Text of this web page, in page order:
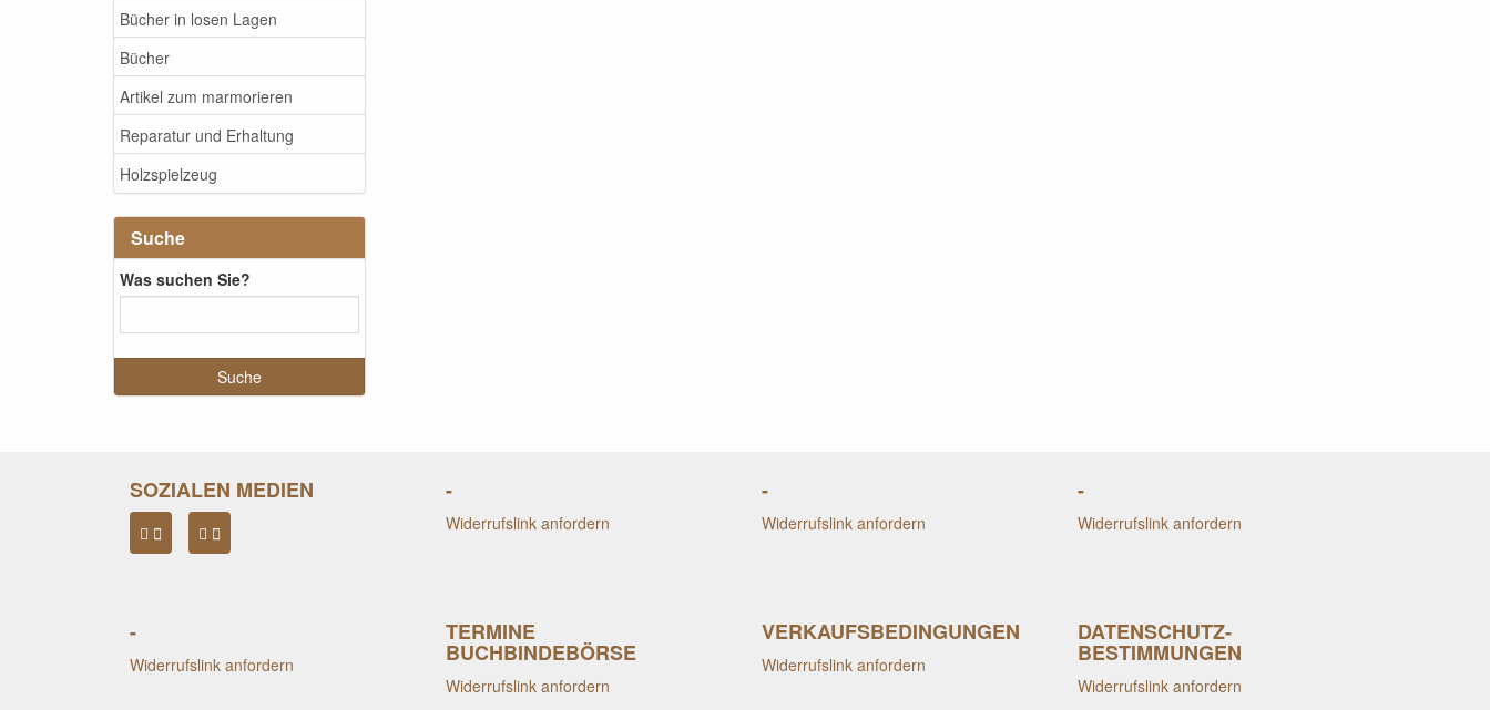
Bücher in losen Lagen
Bücher
Artikel zum marmorieren
Reparatur und Erhaltung
Holzspielzeug
Suche
Was suchen Sie?
SOZIALEN MEDIEN -
Widerrufslink anfordern
-
Widerrufslink anfordern
-
Widerrufslink anfordern
-
Widerrufslink anfordern
TERMINE
BUCHBINDEBÖRSE
Widerrufslink anfordern
VERKAUFSBEDINGUNGEN
Widerrufslink anfordern
DATENSCHUTZ-
BESTIMMUNGEN
Widerrufslink anfordern